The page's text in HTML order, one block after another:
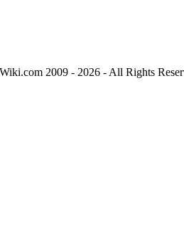
2009 - 2026 - All Rights